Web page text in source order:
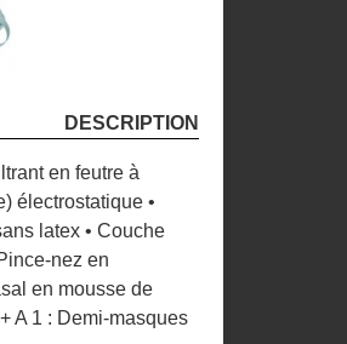
DESCRIPTION
en feutre à
électrostatique •
latex • Couche
nez en
en mousse de
A 1 : Demi-masques